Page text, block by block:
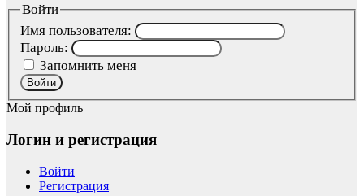
Войти
Имя пользователя:
Пароль:
Запомнить меня
Войти
Мой профиль
Логин и регистрация
Войти
Регистрация